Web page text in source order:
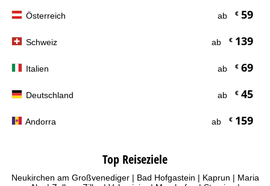
Österreich ab €59
Schweiz ab €139
Italien ab €69
Deutschland ab €45
Andorra ab €159
Top Reiseziele
Neukirchen am Großvenediger| Bad Hofgastein | Kaprun | Maria